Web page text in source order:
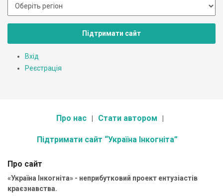
Підтримати сайт
Вхід
Реєстрація
Про нас Стати автором
Підтримати сайт “Україна Інкогніта”
Про сайт
«Україна Інкогніта» - неприбутковий проект ентузіастів
краєзнавства.